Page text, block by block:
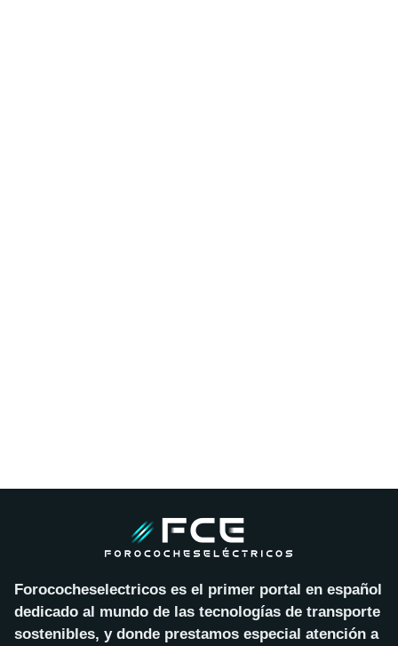
Forococheselectricos es el primer portal en español
dedicado al mundo de las tecnologías de transporte
sostenibles, y donde prestamos especial atención a